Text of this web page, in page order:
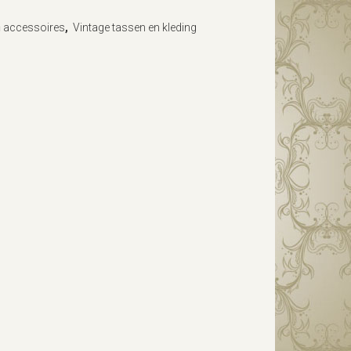
accessoires, Vintage tassen en kleding